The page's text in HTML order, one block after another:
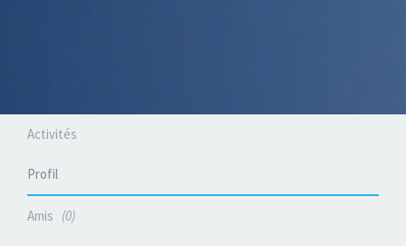
Activités
Profil
Amis 0